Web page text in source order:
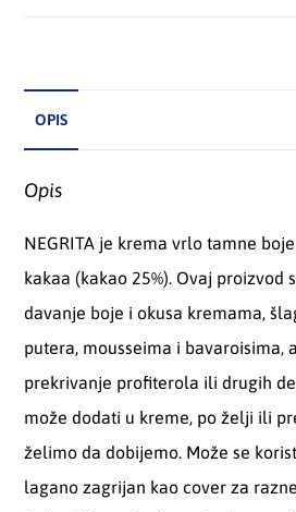
OPIS
Opis
NEGRITA je krema vrlo tamne
kakaa (kakao 25%). Ovaj proizvod
davanje boje i okusa kremama,
putera, mousseima i bavaroisima,
prekrivanje profiterola ili drugih
može dodati u kreme, po želji ili
želimo da dobijemo. Može se
lagano zagrijan kao cover za